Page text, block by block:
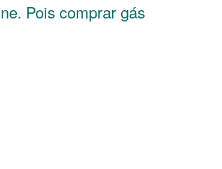
Pois comprar gás